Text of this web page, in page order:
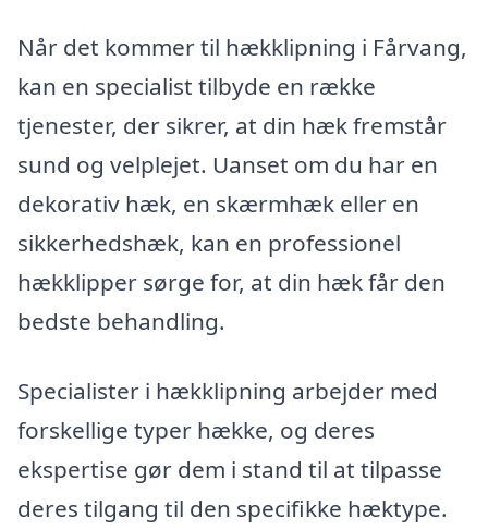
Når det kommer til hækklipning i Fårvang,
kan en specialist tilbyde en række
tjenester, der sikrer, at din hæk fremstår
sund og velplejet. Uanset om du har en
dekorativ hæk, en skærmhæk eller en
sikkerhedshæk, kan en professionel
hækklipper sørge for, at din hæk får den
bedste behandling.
Specialister i hækklipning arbejder med
forskellige typer hække, og deres
ekspertise gør dem i stand til at tilpasse
deres tilgang til den specifikke hæktype.